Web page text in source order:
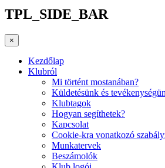
TPL_SIDE_BAR
×
Kezdőlap
Klubról
Mi történt mostanában?
Küldetésünk és
Klubtagok
Hogyan segíthetek?
Kapcsolat
Cookie-kra vonatkozó
Munkatervek
Beszámolók